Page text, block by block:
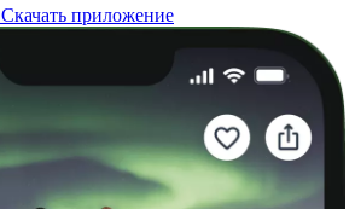
Скачать приложение